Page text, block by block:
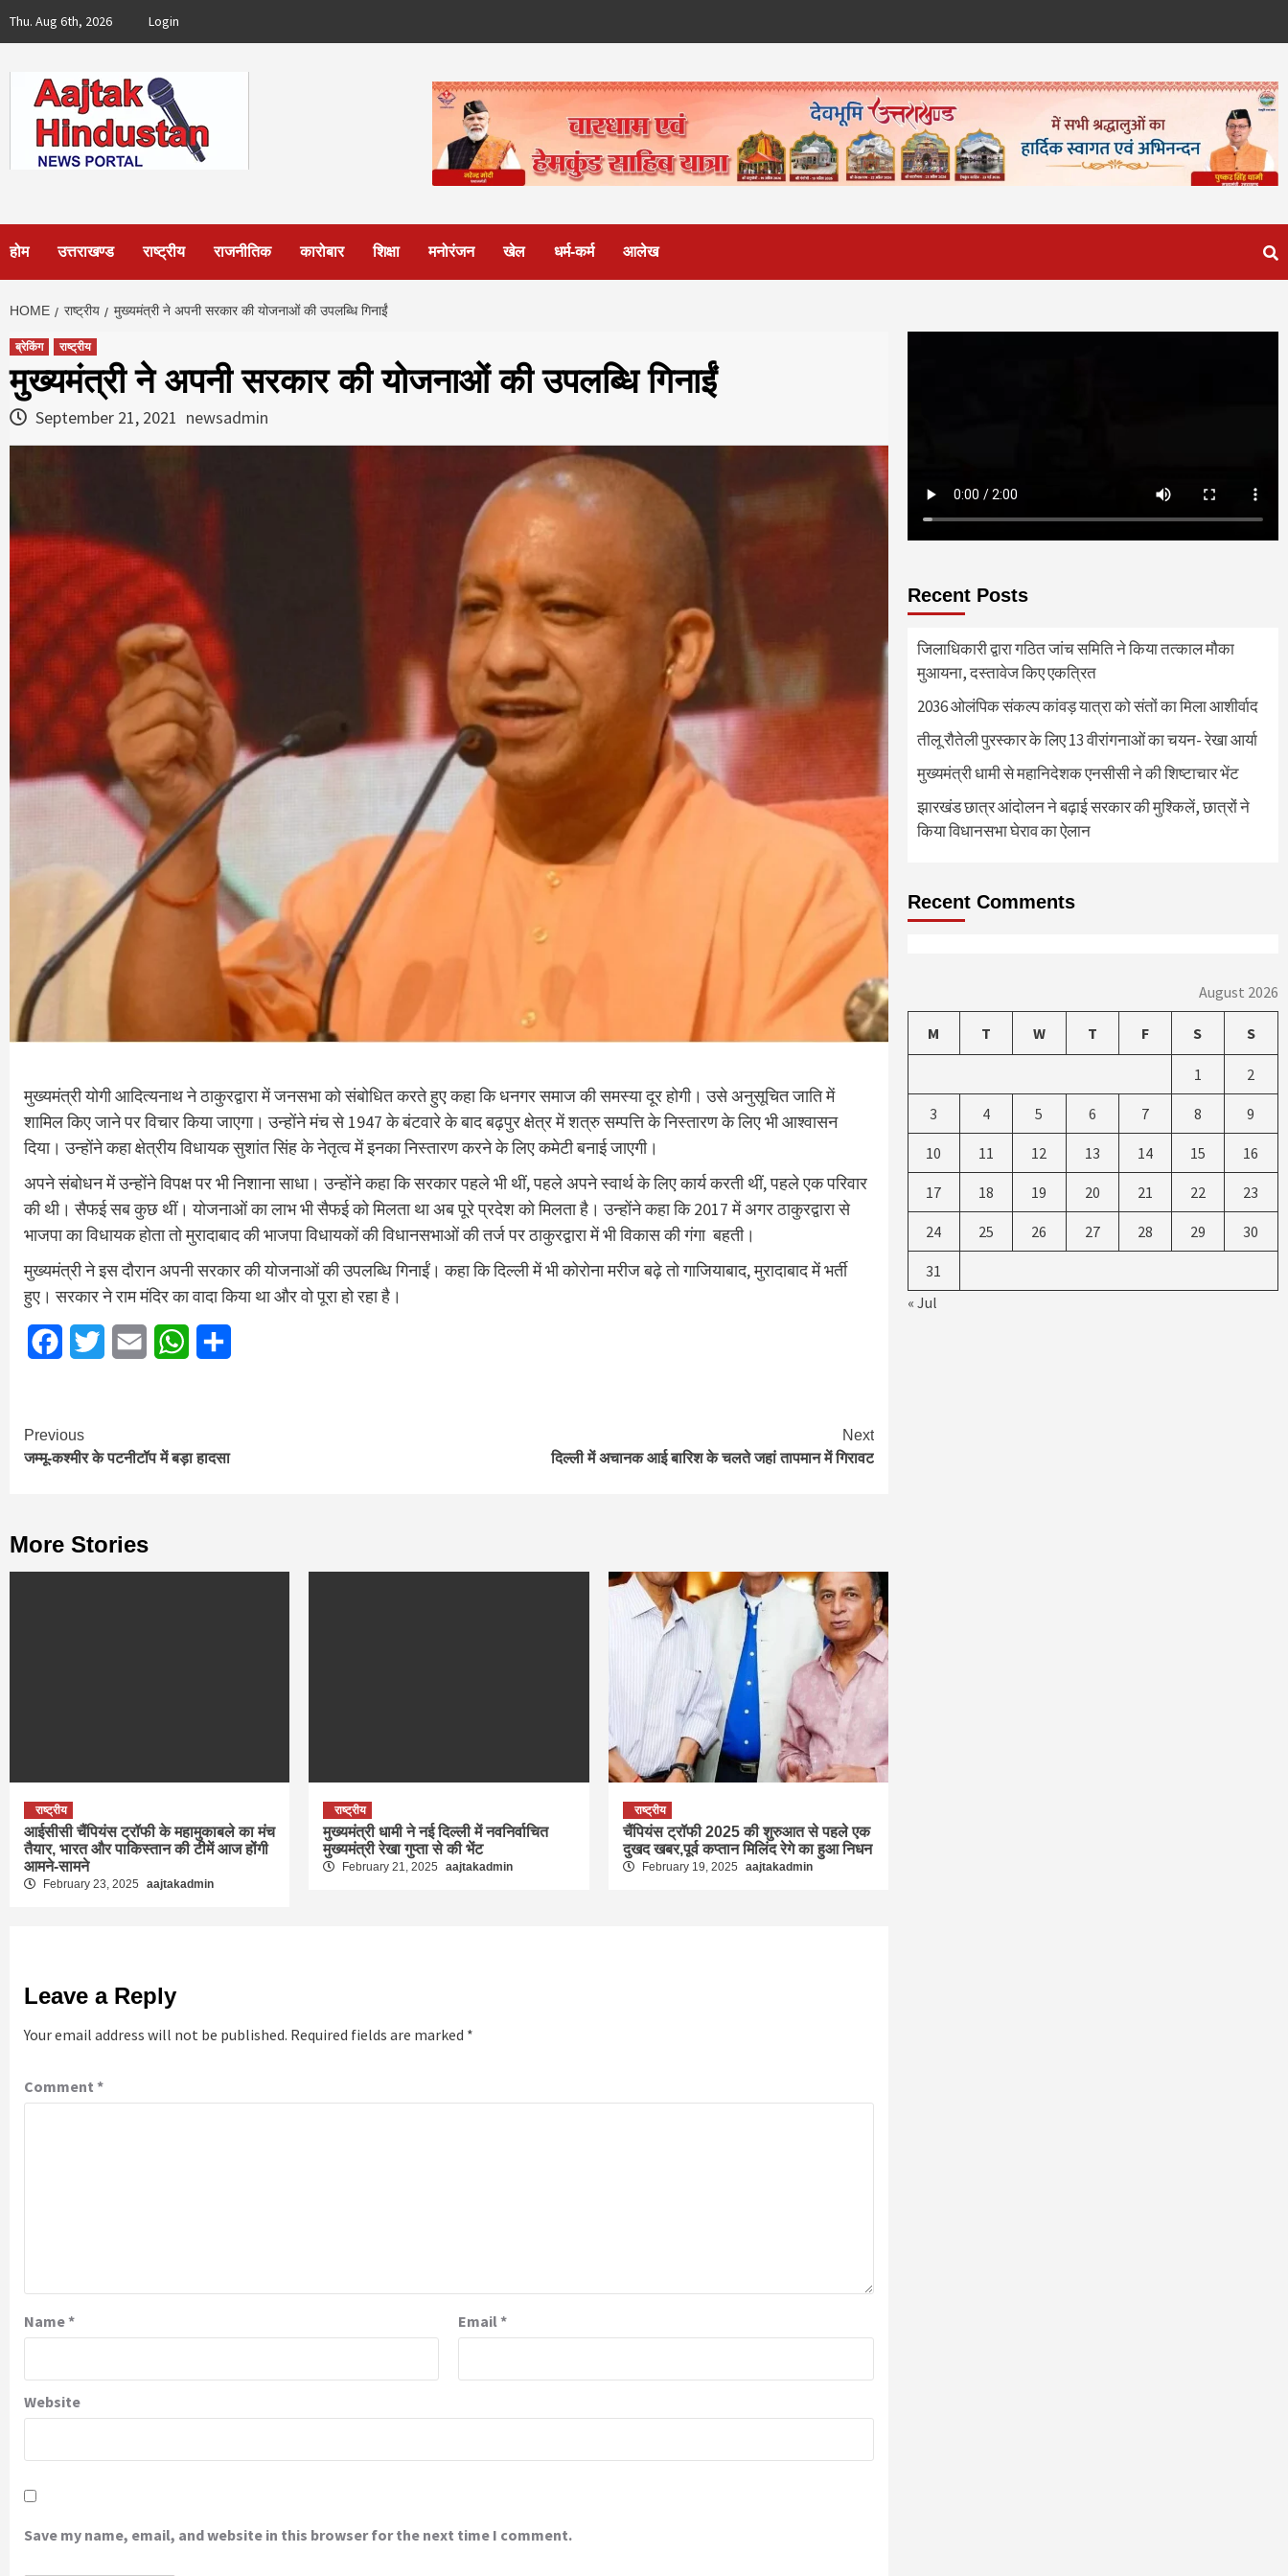
Thu. Aug 6th, 2026 Login
होम उत्तराखण्ड राष्ट्रीय राजनीतिक कारोबार शिक्षा मनोरंजन खेल धर्म-कर्म आलेख
HOME राष्ट्रीय मुख्यमंत्री ने अपनी सरकार की योजनाओं की उपलब्धि गिनाईं
ब्रेकिंग राष्ट्रीय
मुख्यमंत्री ने अपनी सरकार की योजनाओं की उपलब्धि गिनाईं
September 21, 2021 newsadmin
मुख्यमंत्री योगी आदित्यनाथ ने ठाकुरद्वारा में जनसभा को संबोधित करते हुए कहा कि धनगर समाज की समस्या दूर होगी। उसे अनुसूचित जाति में
शामिल किए जाने पर विचार किया जाएगा। उन्होंने मंच से 1947 के बंटवारे के बाद बढ़पुर क्षेत्र में शत्रु सम्पत्ति के निस्तारण के लिए भी आश्वासन
दिया। उन्होंने कहा क्षेत्रीय विधायक सुशांत सिंह के नेतृत्व में इनका निस्तारण करने के लिए कमेटी बनाई जाएगी।
अपने संबोधन में उन्होंने विपक्ष पर भी निशाना साधा। उन्होंने कहा कि सरकार पहले भी थीं, पहले अपने स्वार्थ के लिए कार्य करती थीं, पहले एक परिवार
की थी। सैफई सब कुछ थीं। योजनाओं का लाभ भी सैफई को मिलता था अब पूरे प्रदेश को मिलता है। उन्होंने कहा कि 2017 में अगर ठाकुरद्वारा से
भाजपा का विधायक होता तो मुरादाबाद की भाजपा विधायकों की विधानसभाओं की तर्ज पर ठाकुरद्वारा में भी विकास की गंगा बहती।
मुख्यमंत्री ने इस दौरान अपनी सरकार की योजनाओं की उपलब्धि गिनाईं। कहा कि दिल्ली में भी कोरोना मरीज बढ़े तो गाजियाबाद, मुरादाबाद में भर्ती
हुए। सरकार ने राम मंदिर का वादा किया था और वो पूरा हो रहा है।
FacebookTwitter Email WhatsApp
Continue
Reading
Previous
जम्मू-कश्मीर के पटनीटॉप में बड़ा हादसा
Next
दिल्ली में अचानक आई बारिश के चलते जहां तापमान में गिरावट
More Stories
राष्ट्रीय
आईसीसी चैंपियंस ट्रॉफी के महामुकाबले का मंच
तैयार, भारत और पाकिस्तान की टीमें आज होंगी
आमने-सामने
February 23, 2025 aajtakadmin
राष्ट्रीय
मुख्यमंत्री धामी ने नई दिल्ली में नवनिर्वाचित
मुख्यमंत्री रेखा गुप्ता से की भेंट
February 21, 2025 aajtakadmin
राष्ट्रीय
चैंपियंस ट्रॉफी 2025 की शुरुआत से पहले एक
दुखद खबर,पूर्व कप्तान मिलिंद रेगे का हुआ निधन
February 19, 2025 aajtakadmin
Leave a Reply
Your email address will not be published. Required fields are marked *
Comment *
Name* Email*
Website
Save my name, email, and website in this browser for the next time I comment.
Recent Posts
जिलाधिकारी द्वारा गठित जांच समिति ने किया तत्काल मौका
मुआयना, दस्तावेज किए एकत्रित
2036 ओलंपिक संकल्प कांवड़ यात्रा को संतों का मिला आशीर्वाद
तीलू रौतेली पुरस्कार के लिए 13 वीरांगनाओं का चयन- रेखा आर्या
मुख्यमंत्री धामी से महानिदेशक एनसीसी ने की शिष्टाचार भेंट
झारखंड छात्र आंदोलन ने बढ़ाई सरकार की मुश्किलें, छात्रों ने
किया विधानसभा घेराव का ऐलान
Recent Comments
August 2026
M T W T F S S
1 2
3 4 5 6 7 8 9
10 11 12 13 14 15 16
17 18 19 20 21 22 23
24 25 26 27 28 29 30
31
« Jul